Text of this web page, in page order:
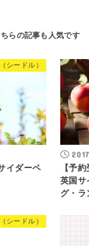
シードル）
イダーペ
【予
英国サ
グ・ラ
シードル）